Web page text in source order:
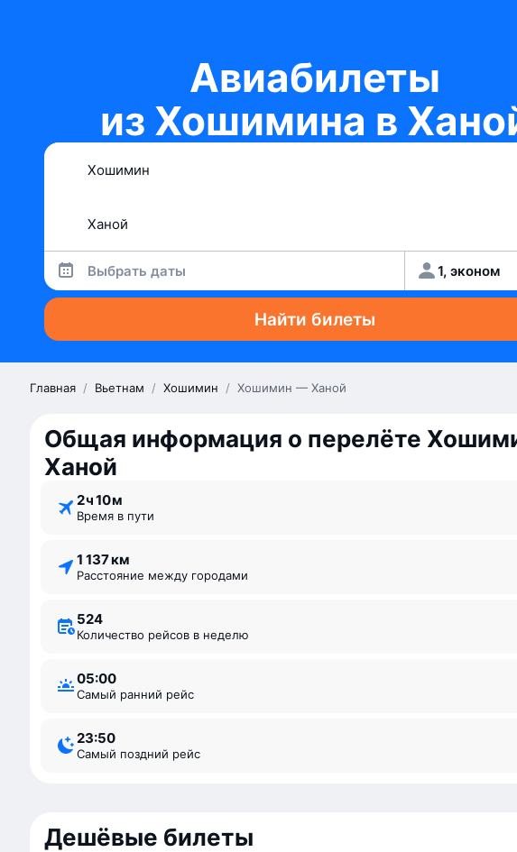
Авиабилеты
из Хошимина в
Выбрать даты 1, эконом
Найти билеты
Главная / Вьетнам / Хошимин / Хошимин — Ханой
Общая информация о перелёте
Ханой
2 ⁠ч 10 ⁠м
Время в пути
1 137 км
Расстояние между городами
524
Количество рейсов в неделю
05:00
Самый ранний рейс
23:50
Самый поздний рейс
Дешёвые билеты